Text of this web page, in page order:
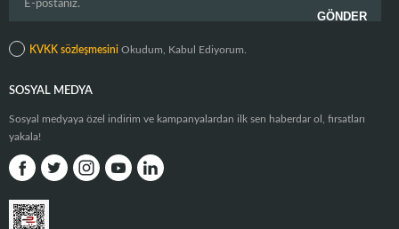
KVKK sözleşmesini Okudum, Kabul Ediyorum.
SOSYAL MEDYA
Sosyal medyaya özel indirim ve kampanyalardan ilk sen haberdar ol, fırsatları
yakala!